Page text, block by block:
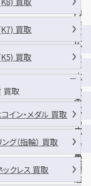
内
店
東
広
島
西
条
店
東
広
島
西
条
昭
和
町
店
東
広
島
八
本
松
店
広
島
黒
瀬
店
買取
買取
買取
イン・メダル 買取
グ（指輪） 買取
クレス 買取